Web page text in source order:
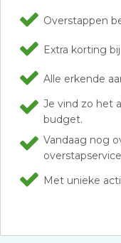
Overstappen
Extra korting
Alle erkende
Je vind zo het
budget.
Vandaag nog
Met unieke